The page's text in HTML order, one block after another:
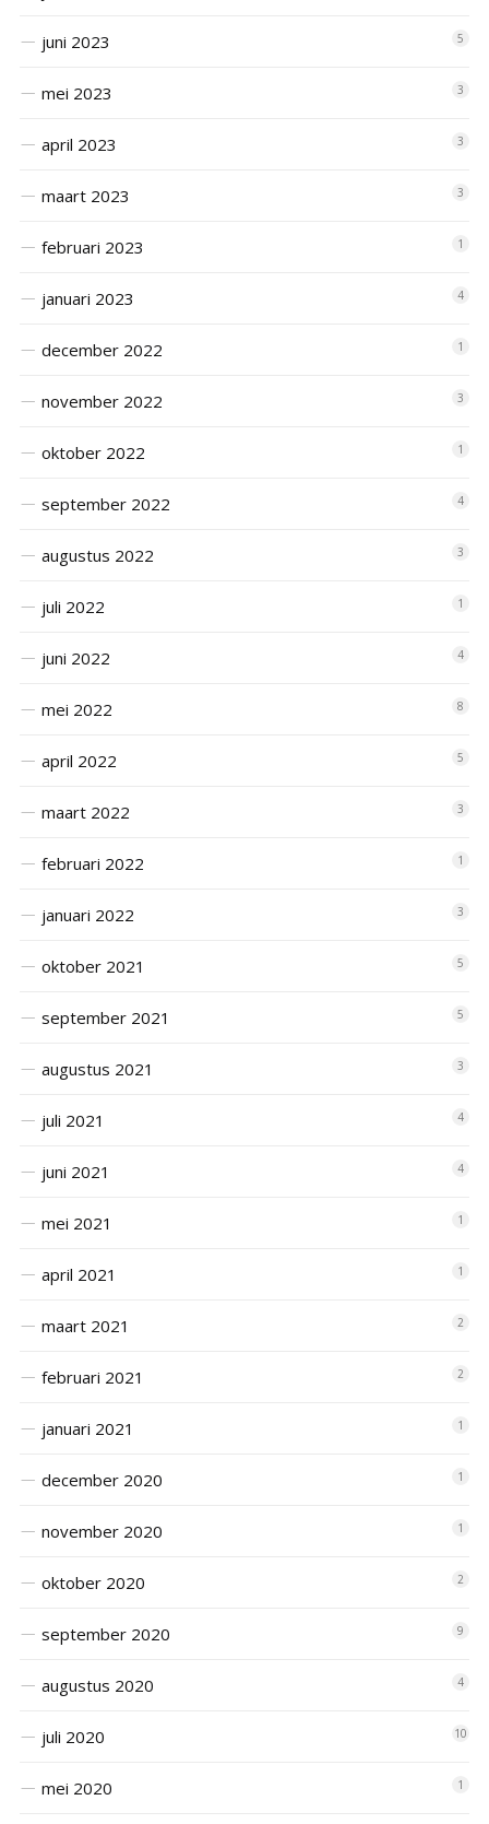
juni 2023 5
mei 2023 3
april 2023 3
maart 2023 3
februari 2023 1
januari 2023 4
december 2022 1
november 2022 3
oktober 2022 1
september 2022 4
augustus 2022 3
juli 2022 1
juni 2022 4
mei 2022 8
april 2022 5
maart 2022 3
februari 2022 1
januari 2022 3
oktober 2021 5
september 2021 5
augustus 2021 3
juli 2021 4
juni 2021 4
mei 2021 1
april 2021 1
maart 2021 2
februari 2021 2
januari 2021 1
december 2020 1
november 2020 1
oktober 2020 2
september 2020 9
augustus 2020 4
juli 2020 10
mei 2020 1